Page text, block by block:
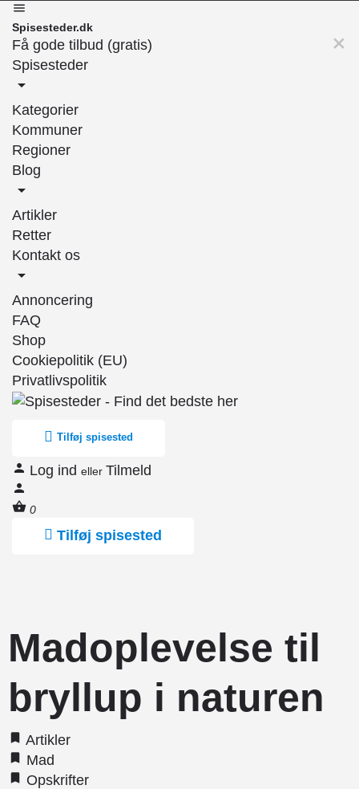
Spisesteder.dk
Få gode tilbud (gratis)
Spisesteder
Kategorier
Kommuner
Regioner
Blog
Artikler
Retter
Kontakt os
Annoncering
FAQ
Shop
Cookiepolitik (EU)
Privatlivspolitik
Tilføj spisested
Log ind eller Tilmeld
0
Tilføj spisested
Madoplevelse til
bryllup i naturen
Artikler
Mad
Opskrifter